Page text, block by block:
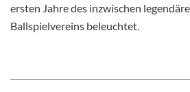
ersten Jahre des inzwischen
Ballspielvereins beleuchtet.